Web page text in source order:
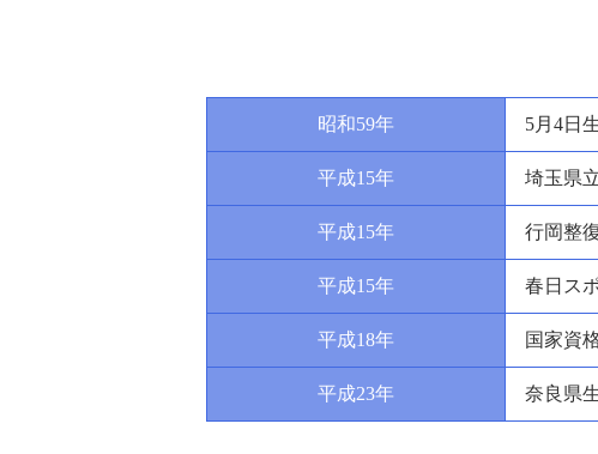
昭和59年 5月4日
平成15年 埼玉県
平成15年 行岡整
平成15年 春日ス
平成18年 国家資
平成23年 奈良県